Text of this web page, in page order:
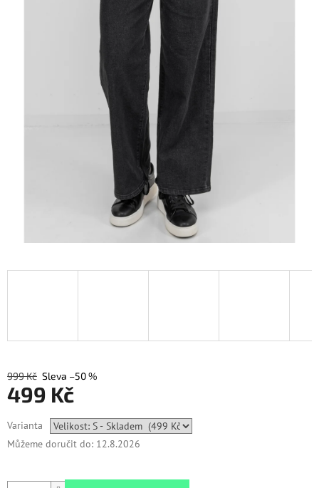
999 Kč –50 %
499 Kč
cena:
Varianta
Můžeme doručit do: 12.8.2026